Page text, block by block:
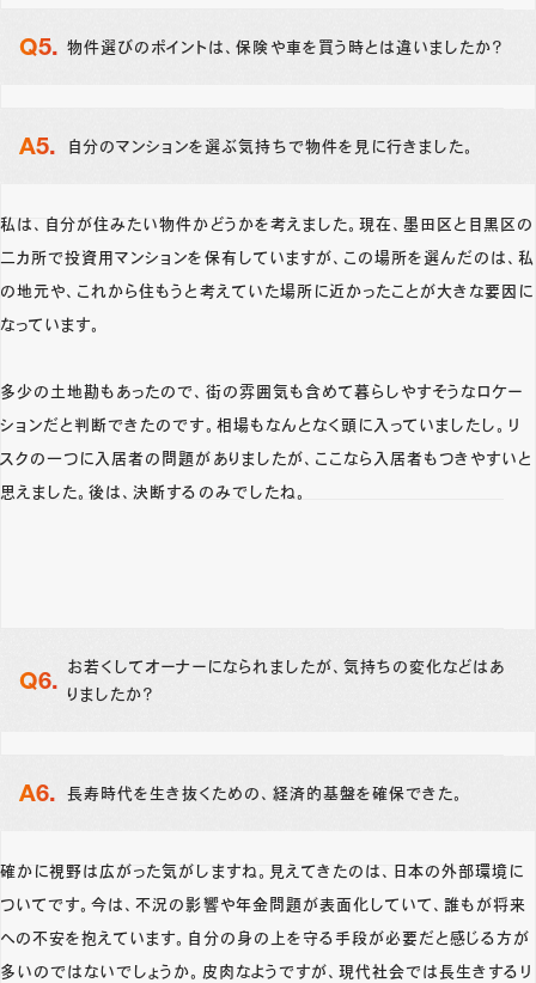
物件選びのポイントは、保険や車を買う時とは違いましたか？
自分のマンションを選ぶ気持ちで物件を見に行きました。
私は、自分が住みたい物件かどうかを考えました。現在、墨田区と目黒区の
二カ所で投資用マンションを保有していますが、この場所を選んだのは、私
の地元や、これから住もうと考えていた場所に近かったことが大きな要因に
なっています。
多少の土地勘もあったので、街の雰囲気も含めて暮らしやすそうなロケー
ションだと判断できたのです。相場もなんとなく頭に入っていましたし。リ
スクの一つに入居者の問題がありましたが、ここなら入居者もつきやすいと
思えました。後は、決断するのみでしたね。
お若くしてオーナーになられましたが、気持ちの変化などはあ
りましたか？
長寿時代を生き抜くための、経済的基盤を確保できた。
確かに視野は広がった気がしますね。見えてきたのは、日本の外部環境に
ついてです。今は、不況の影響や年金問題が表面化していて、誰もが将来
への不安を抱えています。自分の身の上を守る手段が必要だと感じる方が
多いのではないでしょうか。皮肉なようですが、現代社会では長生きするリ